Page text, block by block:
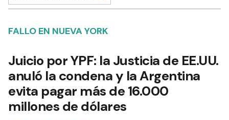
FALLO EN NUEVA YORK
Juicio por YPF: la Justicia de EE.UU.
anuló la condena y la Argentina
evita pagar más de 16.000
millones de dólares